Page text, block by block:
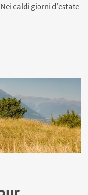
caldi giorni d'estate